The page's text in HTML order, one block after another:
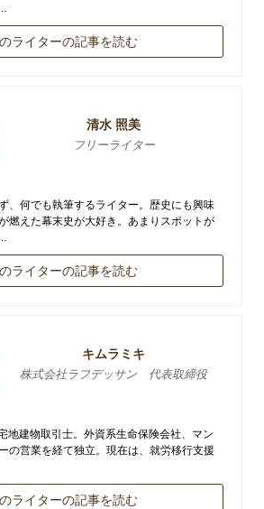
ライターの記事を読む
清水 照美
フリーライター
、何でも執筆するライター。歴史にも興味
燃えた幕末史が大好き。あまりスポットが
ライターの記事を読む
キムラミキ
株式会社ラフデッサン 代表取締役
地建物取引士。外資系生命保険会社、マン
の営業を経て独立。現在は、就労移行支援
ライターの記事を読む